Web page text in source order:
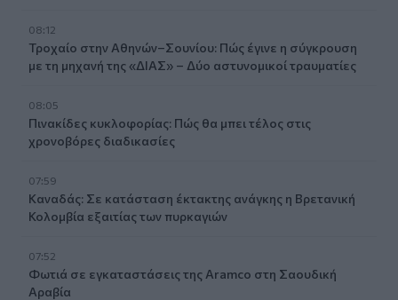
08:12
Τροχαίο στην Αθηνών–Σουνίου: Πώς έγινε η σύγκρουση
με τη μηχανή της «ΔΙΑΣ» – Δύο αστυνομικοί τραυματίες
08:05
Πινακίδες κυκλοφορίας: Πώς θα μπει τέλος στις
χρονοβόρες διαδικασίες
07:59
Καναδάς: Σε κατάσταση έκτακτης ανάγκης η Βρετανική
Κολομβία εξαιτίας των πυρκαγιών
07:52
Φωτιά σε εγκαταστάσεις της Aramco στη Σαουδική
Αραβία